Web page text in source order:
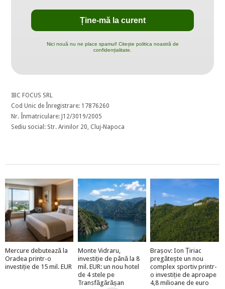
Nici nouă nu ne place spamul! Citește politica noastră de
confidențialitate.
IBC FOCUS SRL
Cod Unic de Înregistrare: 17876260
Nr. Înmatriculare: J12/3019/2005
Sediu social: Str. Arinilor 20, Cluj-Napoca
Mercure debutează la
Oradea printr-o
investiție de 15 mil. EUR
Monte Vidraru,
investiție de până la 8
mil. EUR: un nou hotel
de 4 stele pe
Transfăgărășan
Brașov: Ion Țiriac
pregătește un nou
complex sportiv printr-
o investiție de aproape
4,8 milioane de euro